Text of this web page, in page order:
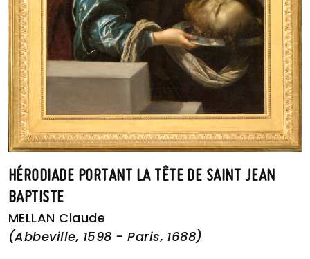
HÉRODIADE PORTANT LA TÊTE DE SAINT JEAN
BAPTISTE
MELLAN Claude
(Abbeville, 1598 - Paris, 1688)